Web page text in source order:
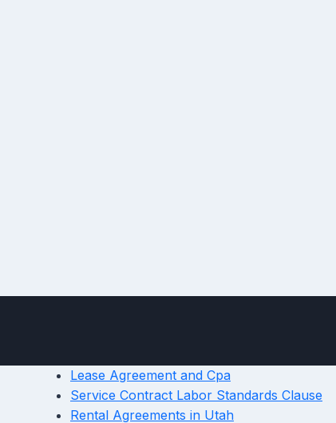
Lease Agreement and Cpa
Service Contract Labor Standards Clause
Rental Agreements in Utah